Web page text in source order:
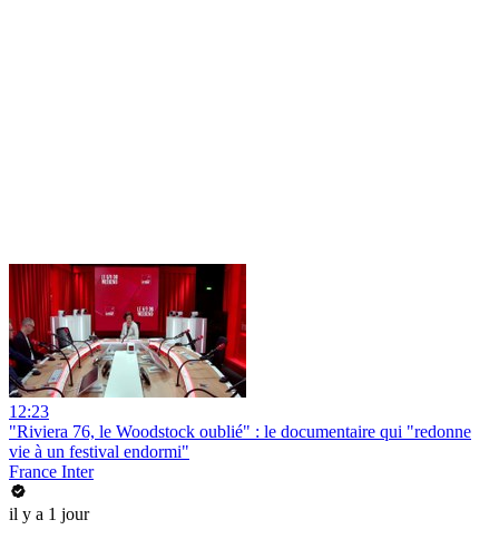
12:23
"Riviera 76, le Woodstock oublié" : le documentaire qui "redonne
vie à un festival endormi"
France Inter
il y a 1 jour